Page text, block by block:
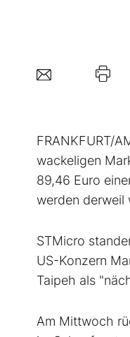
FRANKFURT/
wackeligen
89,46 Euro
werden derweil
STMicro
US-Konzern
Taipeh als
Am Mittwoch